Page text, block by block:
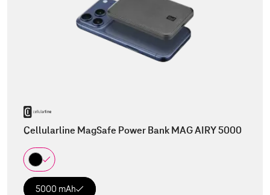
Cellularline MagSafe Power Bank MAG AIRY 5000
5000 mAh